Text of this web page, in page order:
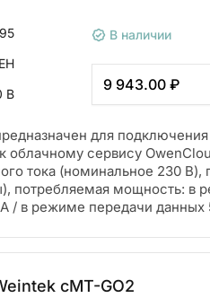
В
В наличии
9 943.00 ₽
для
сервису
тока (номинальное 230 В),
потребляемая мощность: в
/ в режиме передачи данных
cMT-GO2